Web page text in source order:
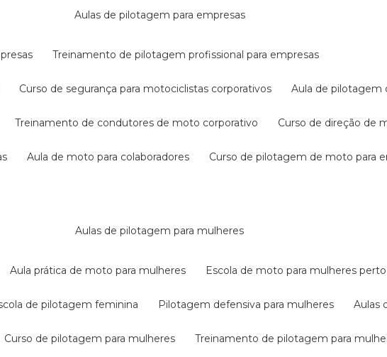
aulas de pilotagem para empresas
treinamento de pilotagem profissional para empresas
curso de segurança para motociclistas corporativos aula de
treinamento de condutores de moto corporativo curso de direção de
aula de moto para colaboradores curso de pilotagem de moto para
aulas de pilotagem para mulheres
aula prática de moto para mulheres escola de moto para mulheres
de pilotagem feminina pilotagem defensiva para mulheres
curso de pilotagem para mulheres treinamento de pilotagem para